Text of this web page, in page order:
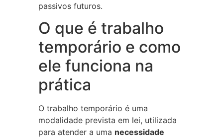
passivos futuros.
O que é trabalho
temporário e como
ele funciona na
prática
O trabalho temporário é uma
modalidade prevista em lei, utilizada
para atender a uma necessidade